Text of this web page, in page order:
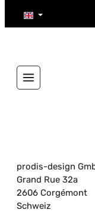
Skip to main content
prodis-design
Grand Rue 32a
2606 Corgémont
Schweiz